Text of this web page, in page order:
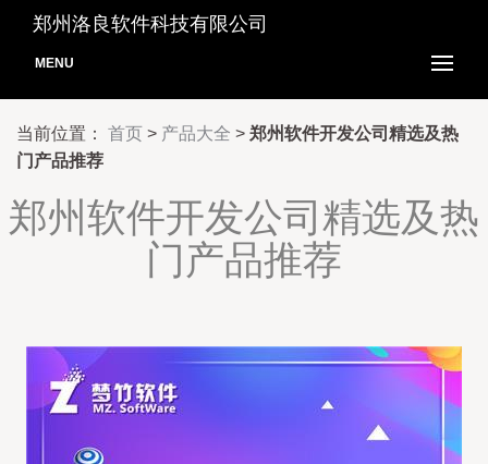
郑州洛良软件科技有限公司
MENU
当前位置： 首页 > 产品大全 > 郑州软件开发公司精选及热
门产品推荐
郑州软件开发公司精选及热
门产品推荐